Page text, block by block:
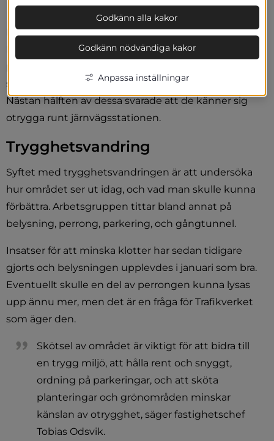
rundvandring.
En enkät som gått ut digitalt har låtit resenärer i
Lerum, Floda, Alingsås, Vårgårda och Herrljunga svara
på hur de upplever sina stationsområden. Totalt
svarade 1332 på enkäten, varav 135 i Herrljunga.
Nästan hälften av dessa svarade att de känner sig
otrygga runt järnvägsstationen.
Trygghetsvandring
Syftet med trygghetsvandringen är att undersöka
hur området ser ut idag, och vad man skulle kunna
förbättra. Arbetsgruppen tittar bland annat på
belysning, perrong, parkering, och gångtunnel.
Insatser för att minska klotter har sedan tidigare
gjorts och belysningen upplevdes i januari som bra.
Eventuellt skulle en del av perrongen kunna lysas
upp ännu mer, men det är en fråga för Trafikverket
som äger den.
Skötsel av området är viktigt för att bidra till
en trygg miljö, att hålla rent och snyggt,
ordning på parkeringar, och att sköta
planteringar och grönområden minskar
känslan av otrygghet, säger fastighetschef
Tobias Odsvik.
Godkänn alla kakor
Godkänn nödvändiga kakor
Anpassa inställningar